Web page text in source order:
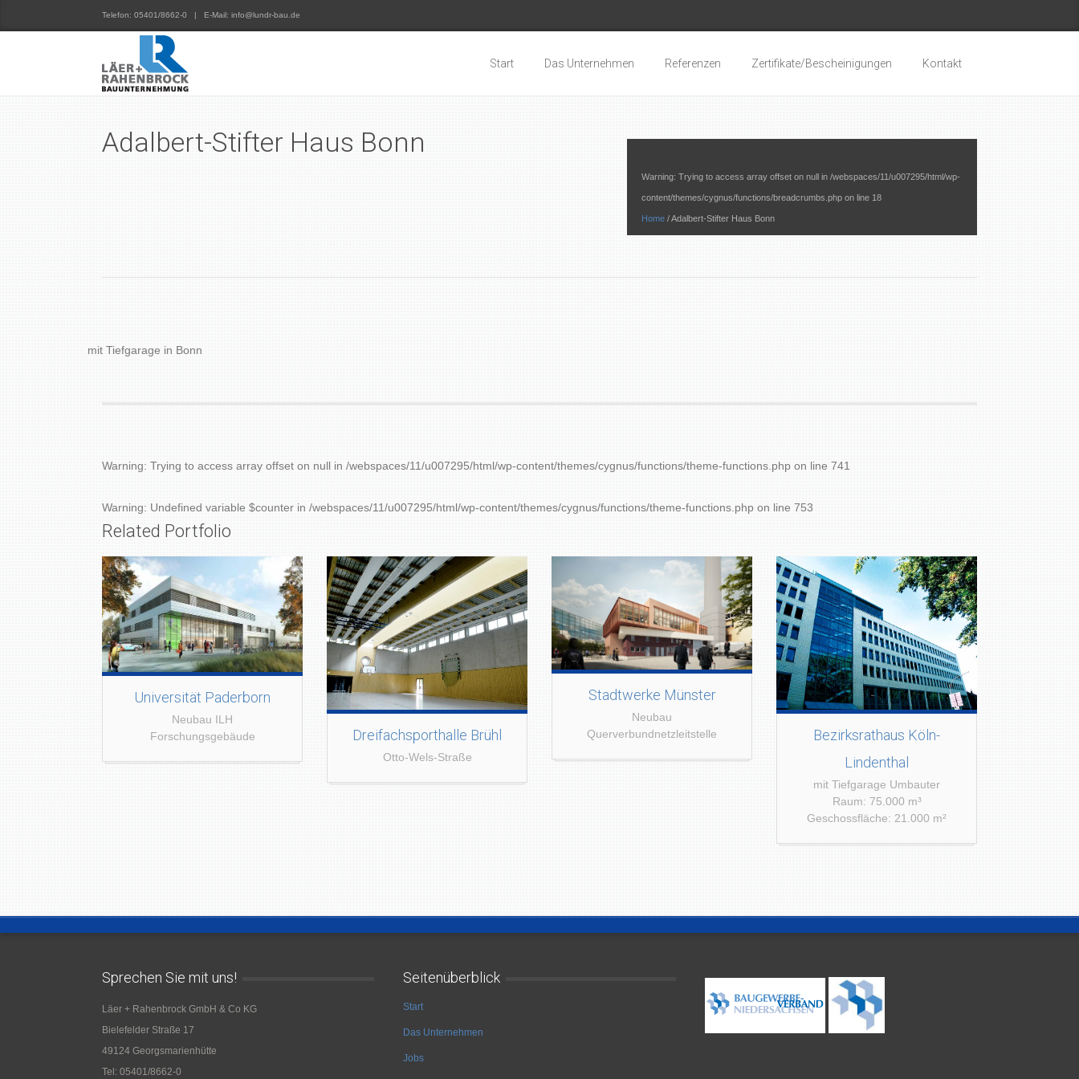
Telefon: 05401/8662-0 | E-Mail: info@lundr-bau.de
Start Das Unternehmen Referenzen Zertifikate/Bescheinigungen Kontakt
Adalbert-Stifter Haus Bonn
Warning: Trying to access array offset on null in /webspaces/11/u007295/html/wp-
content/themes/cygnus/functions/breadcrumbs.php on line 18
Home /Adalbert-Stifter Haus Bonn
mit Tiefgarage in Bonn
Warning: Trying to access array offset on null in /webspaces/11/u007295/html/wp-content/themes/cygnus/functions/theme-functions.php on line 741
Warning: Undefined variable $counter in /webspaces/11/u007295/html/wp-content/themes/cygnus/functions/theme-functions.php on line 753
Related Portfolio
Universität Paderborn
Neubau ILH
Forschungsgebäude
Dreifachsporthalle Brühl
Otto-Wels-Straße
Stadtwerke Münster
Neubau
Querverbundnetzleitstelle
Bezirksrathaus Köln-
Lindenthal
mit Tiefgarage Umbauter
Raum: 75.000 m³
Geschossfläche: 21.000 m²
Sprechen Sie mit uns!
Läer + Rahenbrock GmbH & Co KG
Bielefelder Straße 17
49124 Georgsmarienhütte
Tel: 05401/8662-0
Seitenüberblick
Start
Das Unternehmen
Jobs